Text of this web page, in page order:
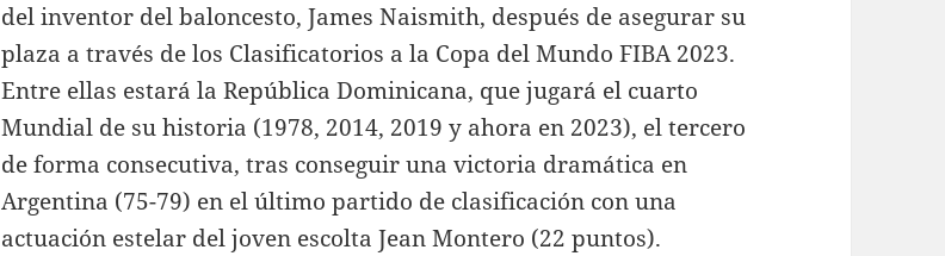
del inventor del baloncesto, James Naismith, después de asegurar su
plaza a través de los Clasificatorios a la Copa del Mundo FIBA 2023.
Entre ellas estará la República Dominicana, que jugará el cuarto
Mundial de su historia (1978, 2014, 2019 y ahora en 2023), el tercero
de forma consecutiva, tras conseguir una victoria dramática en
Argentina (75-79) en el último partido de clasificación con una
actuación estelar del joven escolta Jean Montero (22 puntos).